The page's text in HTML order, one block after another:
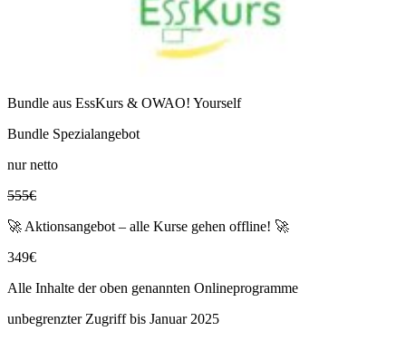
Bundle aus EssKurs & OWAO! Yourself
Bundle Spezialangebot
nur netto
555€
🚀 Aktionsangebot – alle Kurse gehen offline! 🚀
349€
Alle Inhalte der oben genannten Onlineprogramme
unbegrenzter Zugriff bis Januar 2025